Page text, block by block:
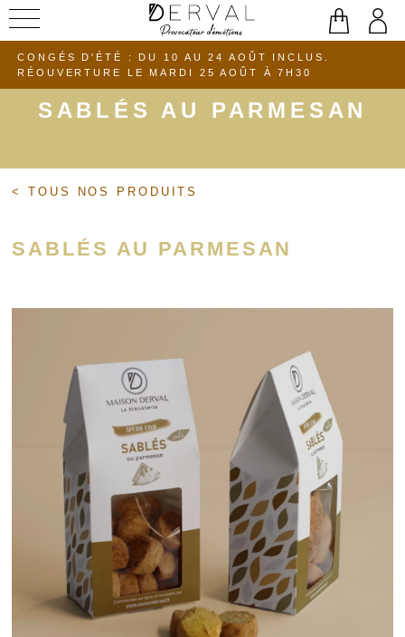
Aller
contenu
CONGÉS D'ÉTÉ : DU 10 AU 24 AOÛT INCLUS.
RÉOUVERTURE LE MARDI 25 AOÛT À 7H30
SABLÉS AU PARMESAN
< TOUS NOS PRODUITS
SABLÉS AU PARMESAN